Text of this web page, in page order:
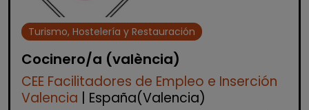
Turismo, Hostelería y Restauración
Cocinero/a (valència)
CEE Facilitadores de Empleo e Inserción
Valencia | España(Valencia)